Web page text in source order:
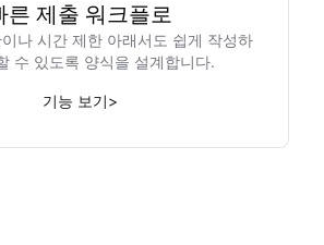
른 제출 워크플로
나 시간 제한 아래서도 쉽게 작성하
수 있도록 양식을 설계합니다.
기능 보기>